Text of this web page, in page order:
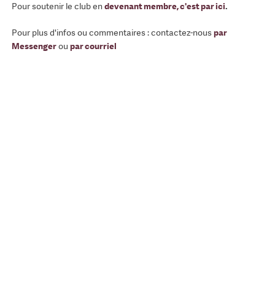
Pour soutenir le club endevenant membre, c'est par ici.
Pour plus d'infos ou commentaires : contactez-nouspar
Messengerou par courriel